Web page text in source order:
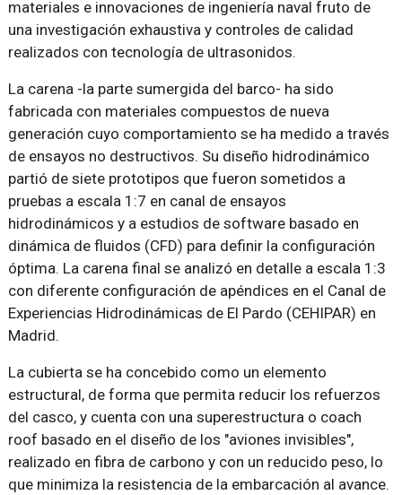
materiales e innovaciones de ingeniería naval fruto de
una investigación exhaustiva y controles de calidad
realizados con tecnología de ultrasonidos.
La carena -la parte sumergida del barco- ha sido
fabricada con materiales compuestos de nueva
generación cuyo comportamiento se ha medido a través
de ensayos no destructivos. Su diseño hidrodinámico
partió de siete prototipos que fueron sometidos a
pruebas a escala 1:7 en canal de ensayos
hidrodinámicos y a estudios de software basado en
dinámica de fluidos (CFD) para definir la configuración
óptima. La carena final se analizó en detalle a escala 1:3
con diferente configuración de apéndices en el Canal de
Experiencias Hidrodinámicas de El Pardo (CEHIPAR) en
Madrid.
La cubierta se ha concebido como un elemento
estructural, de forma que permita reducir los refuerzos
del casco, y cuenta con una superestructura o coach
roof basado en el diseño de los "aviones invisibles",
realizado en fibra de carbono y con un reducido peso, lo
que minimiza la resistencia de la embarcación al avance.